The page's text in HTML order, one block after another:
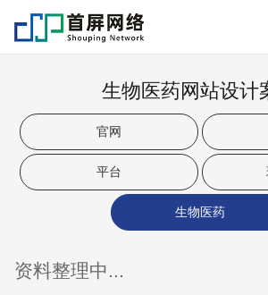
生物医药网站设计
官网
平台
生物医药
资料整理中...